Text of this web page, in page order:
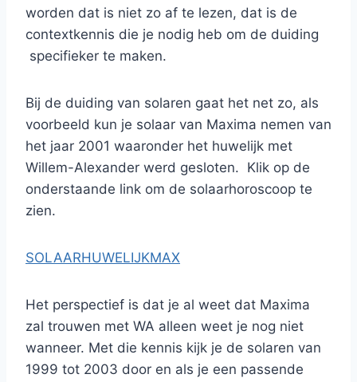
worden dat is niet zo af te lezen, dat is de
contextkennis die je nodig heb om de duiding
specifieker te maken.
Bij de duiding van solaren gaat het net zo, als
voorbeeld kun je solaar van Maxima nemen van
het jaar 2001 waaronder het huwelijk met
Willem-Alexander werd gesloten. Klik op de
onderstaande link om de solaarhoroscoop te
zien.
SOLAARHUWELIJKMAX
Het perspectief is dat je al weet dat Maxima
zal trouwen met WA alleen weet je nog niet
wanneer. Met die kennis kijk je de solaren van
1999 tot 2003 door en als je een passende